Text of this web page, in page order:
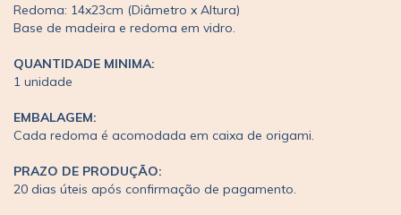
Redoma: 14x23cm (Diâmetro x Altura)
Base de madeira e redoma em vidro.
QUANTIDADE MINIMA:
1 unidade
EMBALAGEM:
Cada redoma é acomodada em caixa de origami.
PRAZO DE PRODUÇÃO:
20 dias úteis após confirmação de pagamento.